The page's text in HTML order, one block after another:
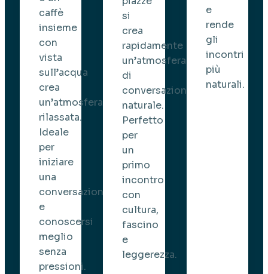
caffè
insieme
con
vista
sull’acqua
crea
un’atmosfera
rilassata.
Ideale
per
iniziare
una
conversazione
e
conoscersi
meglio
senza
pressioni.
si
crea
rapidamente
un’atmosfera
di
conversazione
naturale.
Perfetto
per
un
primo
incontro
con
cultura,
fascino
e
leggerezza.
e
rende
gli
incontri
più
naturali.